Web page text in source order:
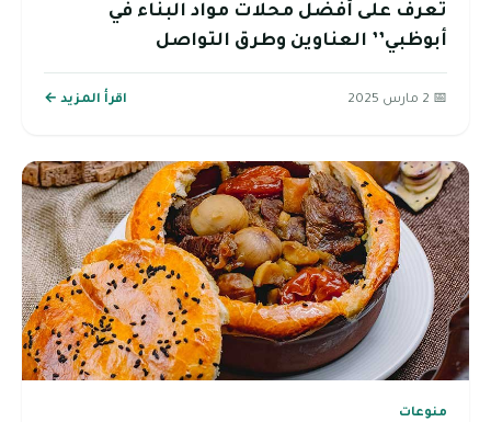
تعرف على أفضل محلات مواد البناء في
أبوظبي’’ العناوين وطرق التواصل
📅 2 مارس 2025 اقرأ المزيد ←
منوعات